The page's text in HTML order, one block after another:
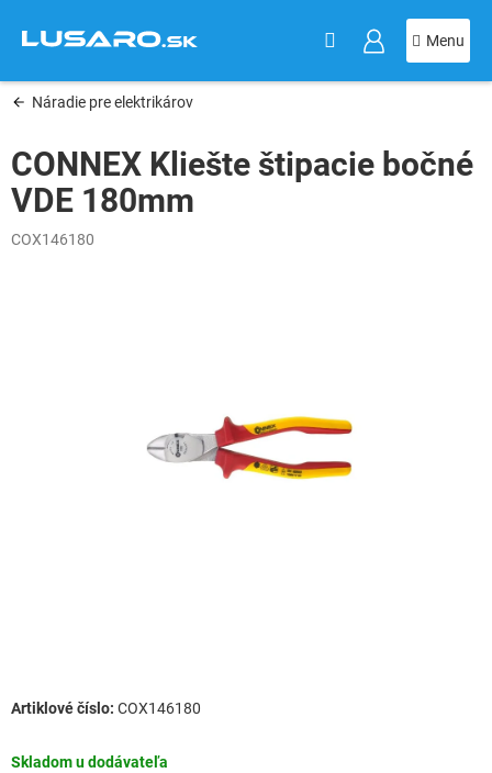
obsah
Náradie pre elektrikárov
CONNEX Kliešte štipacie bočné
VDE 180mm
COX146180
Skladom u dodávateľa
COX146180